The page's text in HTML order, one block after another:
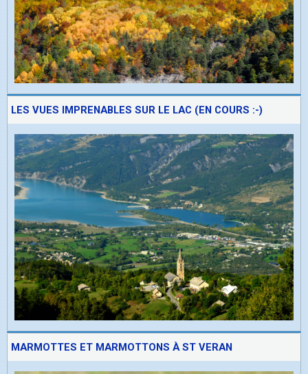
LES VUES IMPRENABLES SUR LE LAC (EN COURS :-)
MARMOTTES ET MARMOTTONS À ST VERAN